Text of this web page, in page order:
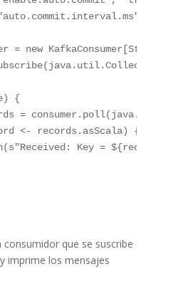
= new KafkaConsumer[String,
{
=
<- records.asScala) {
Key =
consumidor que se suscribe
imprime los mensajes